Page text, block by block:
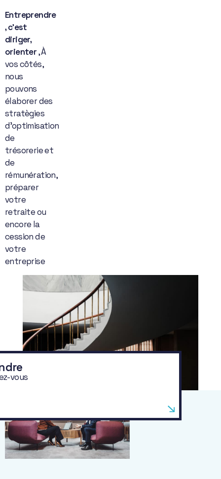
Entreprendre
, c’est
diriger,
orienter, À
vos côtés,
nous
pouvons
élaborer des
stratègies
d’optimisation
de
trésorerie et
de
rémunération,
préparer
votre
retraite ou
encore la
cession de
votre
entreprise
vous